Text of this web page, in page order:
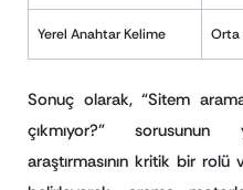
Yerel Anahtar Kelime Orta
Sonuç olarak, “Sitem
çıkmıyor?” sorusunun
araştırmasının kritik bir rolü